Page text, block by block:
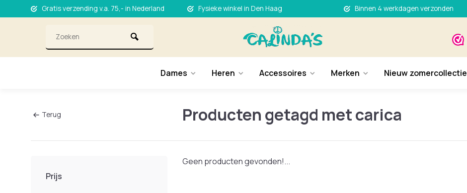
Gratis verzending v.a. 75,- in Nederland Fysieke winkel in Den Haag Binnen 4 werkdagen verzonden
Dames Heren Accessoires Merken Nieuw zomercollectie
Terug Producten getagd met carica
Prijs
Geen producten gevonden!...